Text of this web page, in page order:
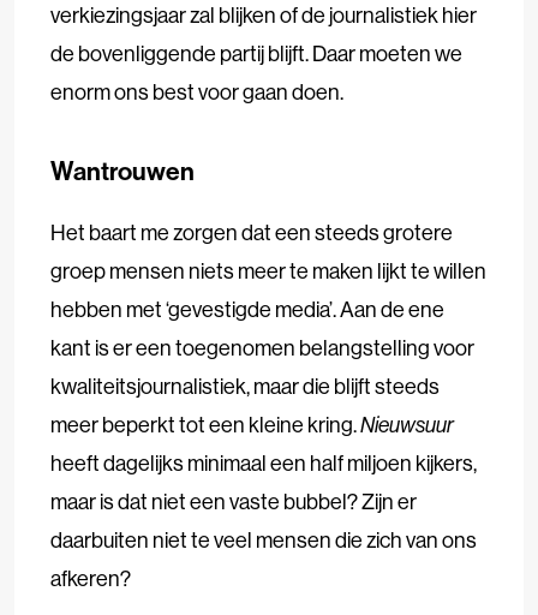
verkiezingsjaar zal blijken of de journalistiek hier
de bovenliggende partij blijft. Daar moeten we
enorm ons best voor gaan doen.
Wantrouwen
Het baart me zorgen dat een steeds grotere
groep mensen niets meer te maken lijkt te willen
hebben met ‘gevestigde media’. Aan de ene
kant is er een toegenomen belangstelling voor
kwaliteitsjournalistiek, maar die blijft steeds
meer beperkt tot een kleine kring.Nieuwsuur
heeft dagelijks minimaal een half miljoen kijkers,
maar is dat niet een vaste bubbel? Zijn er
daarbuiten niet te veel mensen die zich van ons
afkeren?